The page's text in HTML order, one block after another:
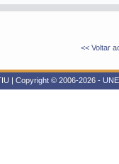
<< Voltar
| Copyright © 2006-2026 -